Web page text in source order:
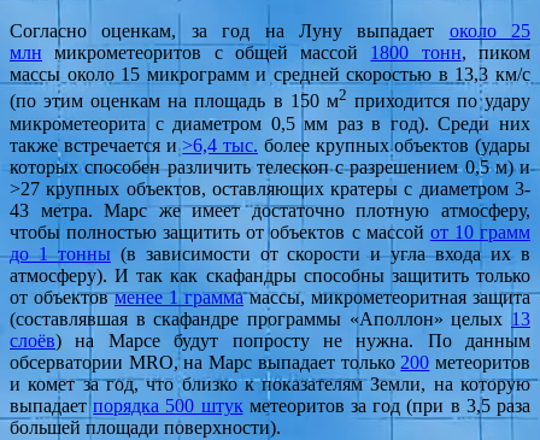
Согласно оценкам, за год на Луну выпадает около 25
млн микрометеоритов с общей массой 1800 тонн, пиком
массы около 15 микрограмм и средней скоростью в 13,3 км/с
(по этим оценкам на площадь в 150 м2 приходится по удару
микрометеорита с диаметром 0,5 мм раз в год). Среди них
также встречается и>6,4 тыс. более крупных объектов (удары
которых способен различить телескоп с разрешением 0,5 м) и
>27 крупных объектов, оставляющих кратеры с диаметром 3-
43 метра. Марс же имеет достаточно плотную атмосферу,
чтобы полностью защитить от объектов с массой от 10 грамм
до 1 тонны(в зависимости от скорости и угла входа их в
атмосферу). И так как скафандры способны защитить только
от объектовменее 1 граммамассы, микрометеоритная защита
(составлявшая в скафандре программы «Аполлон» целых 13
слоёв) на Марсе будут попросту не нужна. По данным
обсерватории MRO, на Марс выпадает только 200 метеоритов
и комет за год, что близко к показателям Земли, на которую
выпадаетпорядка 500 штукметеоритов за год (при в 3,5 раза
большей площади поверхности).